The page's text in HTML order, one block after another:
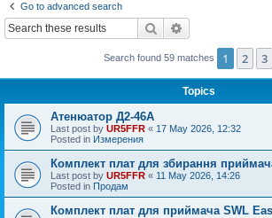
Go to advanced search
Search
Search found 59 matches 1 2 3
Topics
Атенюатор Д2-46А
Last post by UR5FFR « 17 May 2026, 12:32
Posted in Измерения
Комплект плат для збирання
Last post by UR5FFR « 11 May 2026, 14:26
Posted in Продам
Комплект плат для приймача SWL